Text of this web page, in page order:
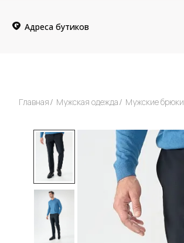
Адреса бутиков
Главная Мужская одежда Мужские брюки